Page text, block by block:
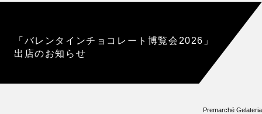
ジェラートの機能性や素材について
「バレンタインチョコレート博覧会2026」
出店のお知らせ
Premarché Gelateria